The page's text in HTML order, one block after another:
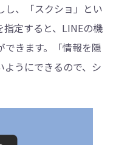
し、「スクショ」とい
指定すると、LINEの機
きます。「情報を隠
うにできるので、シ